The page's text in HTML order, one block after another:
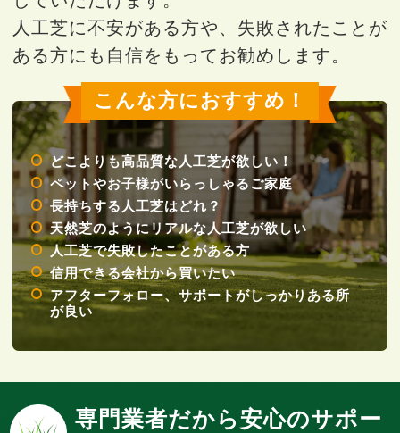
人工芝に不安がある方や、失敗されたことが
ある方にも自信をもってお勧めします。
こんな方におすすめ！
どこよりも高品質な人工芝が欲しい！
ペットやお子様がいらっしゃるご家庭
長持ちする人工芝はどれ？
天然芝のようにリアルな人工芝が欲しい
人工芝で失敗したことがある方
信用できる会社から買いたい
アフターフォロー、サポートがしっかりある所
が良い
専門業者だから安心のサポー